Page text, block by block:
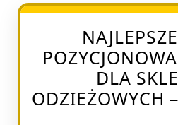
DLA
ODZIEŻOWYCH